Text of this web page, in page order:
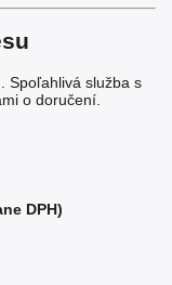
Spoľahlivá služba s
o doručení.
DPH)